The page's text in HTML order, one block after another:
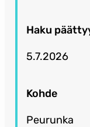
Haku
5.7.2026
Kohde
Peurunka